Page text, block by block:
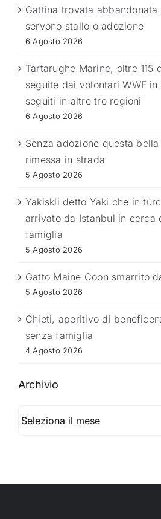
Gattina trovata abbandonata
servono stallo o adozione
6 Agosto 2026
Tartarughe Marine, oltre 115
seguite dai volontari WWF
seguiti in altre tre regioni
6 Agosto 2026
Senza adozione questa
rimessa in strada
5 Agosto 2026
Yakiskli detto Yaki che in
arrivato da Istanbul in cerca
famiglia
5 Agosto 2026
Gatto Maine Coon smarrito
5 Agosto 2026
Chieti, aperitivo di
senza famiglia
4 Agosto 2026
Archivio